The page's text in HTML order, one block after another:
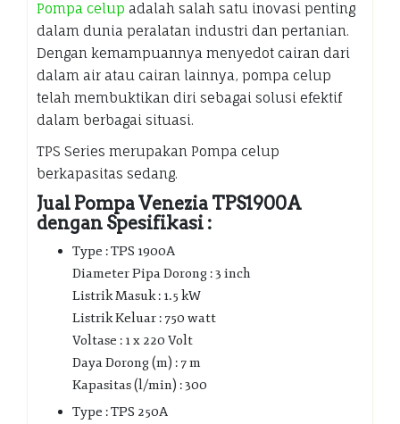
Pompa celup adalah salah satu inovasi penting
dalam dunia peralatan industri dan pertanian.
Dengan kemampuannya menyedot cairan dari
dalam air atau cairan lainnya, pompa celup
telah membuktikan diri sebagai solusi efektif
dalam berbagai situasi.
TPS Series merupakan Pompa celup
berkapasitas sedang.
Jual Pompa Venezia TPS1900A
dengan Spesifikasi :
Type : TPS 1900A
Diameter Pipa Dorong : 3 inch
Listrik Masuk : 1.5 kW
Listrik Keluar : 750 watt
Voltase : 1 x 220 Volt
Daya Dorong (m) : 7 m
Kapasitas (l/min) : 300
Type : TPS 250A